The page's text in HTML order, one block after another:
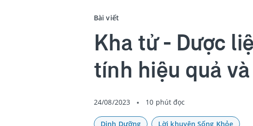
Bài viết
Kha tử - Dược
tính hiệu quả
24/08/2023 10 phút đọc
Dinh Dưỡng Lời khuyên Sống Khỏe